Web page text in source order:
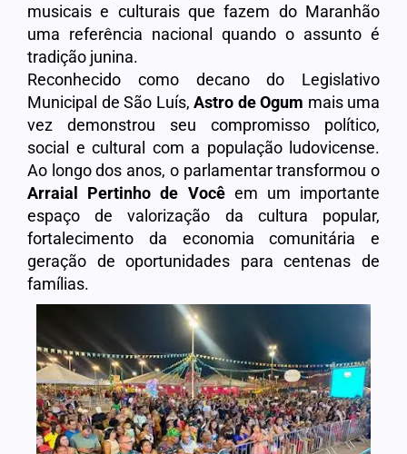
musicais e culturais que fazem do Maranhão
uma referência nacional quando o assunto é
tradição junina.
Reconhecido como decano do Legislativo
Municipal de São Luís, Astro de Ogum mais uma
vez demonstrou seu compromisso político,
social e cultural com a população ludovicense.
Ao longo dos anos, o parlamentar transformou o
Arraial Pertinho de Vocêem um importante
espaço de valorização da cultura popular,
fortalecimento da economia comunitária e
geração de oportunidades para centenas de
famílias.